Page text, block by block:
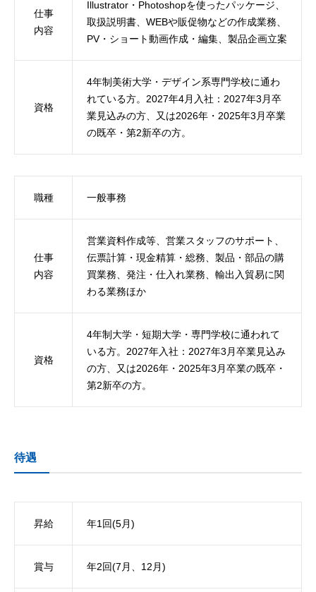
仕事
内容
Illustrator・Photoshopを使ったパッケージ、
取扱説明書、WEBや販促物などの作成業務、
PV・ショート動画作成・編集、製品企画立案
資格
4年制美術大学・デザイン系専門学校に通わ
れている方。2027年4月入社：2027年3月卒
業見込みの方、又は2026年・2025年3月卒業
の既卒・第2新卒の方。
職種 一般事務
仕事
内容
営業資料作成等、営業スタッフのサポート、
伝票計算・現金精算・総務、製品・部品の購
買業務、発注・仕入れ業務、輸出入貿易に関
わる業務ほか
資格
4年制大学・短期大学・専門学校に通われて
いる方。2027年入社：2027年3月卒業見込み
の方、又は2026年・2025年3月卒業の既卒・
第2新卒の方。
待遇
昇給 年1回(5月)
賞与 年2回(7月、12月)